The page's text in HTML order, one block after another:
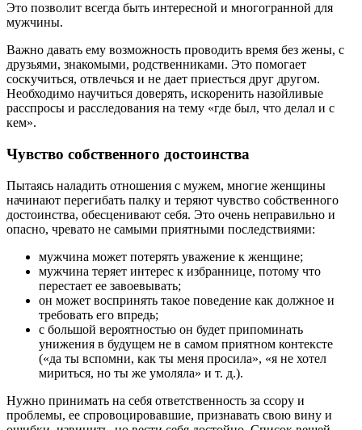
Это позволит всегда быть интересной и многогранной для
мужчины.
Важно давать ему возможность проводить время без жены, с
друзьями, знакомыми, родственниками. Это помогает
соскучиться, отвлечься и не дает приесться друг другом.
Необходимо научиться доверять, искоренить назойливые
расспросы и расследования на тему «где был, что делал и с
кем».
Чувство собственного достоинства
Пытаясь наладить отношения с мужем, многие женщины
начинают перегибать палку и теряют чувство собственного
достоинства, обесценивают себя. Это очень неправильно и
опасно, чревато не самыми приятными последствиями:
мужчина может потерять уважение к женщине;
мужчина теряет интерес к избраннице, потому что
перестает ее завоевывать;
он может воспринять такое поведение как должное и
требовать его впредь;
с большой вероятностью он будет припоминать
унижения в будущем не в самом приятном контексте
(«да ты вспомни, как ты меня просила», «я не хотел
мириться, но ты же умоляла» и т. д.).
Нужно принимать на себя ответственность за ссору и
проблемы, ее спровоцировавшие, признавать свою вину и